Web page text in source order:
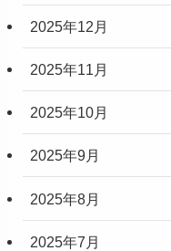
2025年12月
2025年11月
2025年10月
2025年9月
2025年8月
2025年7月